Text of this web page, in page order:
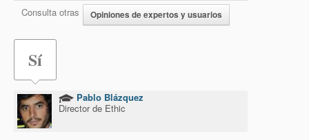
Consulta otras Opiniones de expertos y usuarios
Sí
Pablo Blázquez
Director de Ethic